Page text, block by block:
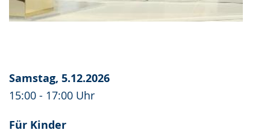
Samstag, 5.12.2026
15:00 - 17:00 Uhr
Für Kinder